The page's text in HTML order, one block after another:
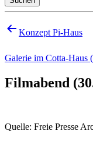
Konzept Pi-Haus
Galerie im Cotta-Haus
Filmabend
Quelle: Freie Presse